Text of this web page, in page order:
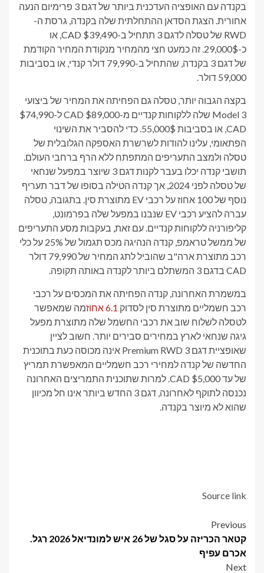
בקנדה עם האופציה העדכנית ביותר של דגם 3 פרימיום הנעה
אחורית. הצגת הסדאן ההתחלתית שלה בקנדה, גרסת ה-
RWD של טסלה לדגם 3 תתחיל ב-$39,490 CAD, או
כ-29,000$. זה כמעט חצי מהמחיר מנקודת המחיר הקודמת
של דגם 3 בקנדה, שהתחיל ב-79,990 דולר קנדי, או בסביבות
59,000 דולר.
בקצה הגבוה יותר, טסלה גם הפחיתה את המחיר של ביצועי
Model 3 שלה ללקוחות קנדיים מ-$89,000 CAD ל-$74,990
CAD, או בסביבות 55,000$. כדי להסביר את השינוי
הפתאומי, עלינו להודות לשרשרת האספקה ​​הגלובלית של
טסלה ולמצב התעריפים המתפתח ללא הרף ברחבי העולם.
תושבי קנדה יכלו בעבר לקנות דגם 3 שיוצר במפעל שנחאי
של טסלה לפני 2024, אך קנדה הטילה בסופו של דבר תעריף
נוסף של 100 אחוז על רכבי EV מתוצרת סין. בתגובה, טסלה
עברה להציע רכבי EV שנבנו במפעל שלה בפרמונט,
קליפורניה ללקוחות קנדיים. עם זאת, בעקבות מסע התעריפים
של ממשל טראמפ, קנדה הנהיגה מכס תגמול של 25% על כלי
רכב מתוצרת ארה"ב שהוביל לתג המחיר של 79,990 דולר
CAD בדגם 3 המשתלם ביותר לקנדה באותה תקופה.
במשמרת האחרונה, קנדה הפחיתה את המכסים על רכבי
רכב חשמליים מתוצרת סין לסדוק 6.1 אחוז
מה שמאפשר
לטסלה לשלוח שוב את רכבי החשמל שלה מתוצרת מפעל
גיגה שנחאי לארץ במחירים סבירים יותר. חשוב לציין
שאופציית דגם 3 Premium RWD אינה מכוסה כעת בתוכנית
החדשה של קנדה למחירי רכב חשמליים המאפשרת תמריץ
של עד $5,000 CAD. למרות שתוכנית התמריצים האחרונה
נכנסה לתוקף לאחרונה, דגם 3 החדש ביותר אינו חל מכיוון
שהוא לא מיוצר בקנדה.
Source link
Post
navigation
Previous
קטאר הכריזה על סגל של 26 איש למונדיאל 2026 רגל.
אכרם עפיף
Next